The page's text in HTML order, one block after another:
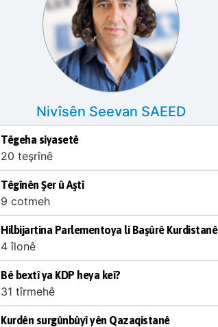
Nivîsên Seevan SAEED
Têgeha siyasetê
20 teşrînê
Têgînên Şer û Aştî
9 cotmeh
Hilbijartina Parlementoya li Başûrê Kurdistanê
4 îlonê
Bê bextî ya KDP heya keî?
31 tîrmehê
Kurdên surgûnbûyî yên Qazaqistanê